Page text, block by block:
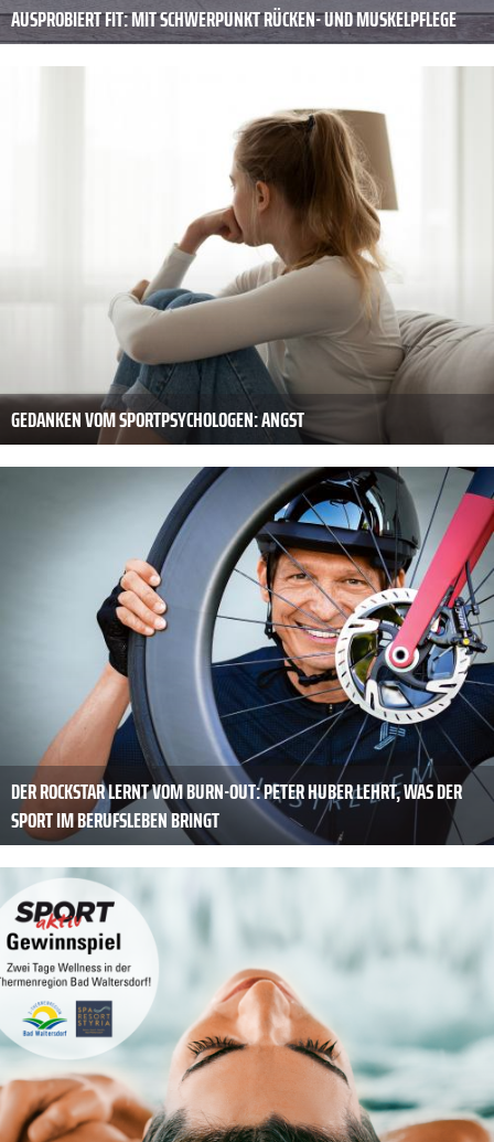
AUSPROBIERT FIT: MIT SCHWERPUNKT RÜCKEN- UND MUSKELPFLEGE
GEDANKEN VOM SPORTPSYCHOLOGEN: ANGST
DER ROCKSTAR LERNT VOM BURN-OUT: PETER HUBER LEHRT, WAS DER
SPORT IM BERUFSLEBEN BRINGT